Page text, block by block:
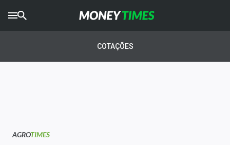
AGROTIMES
Newsletters
COTAÇÕES
AGROTIMES